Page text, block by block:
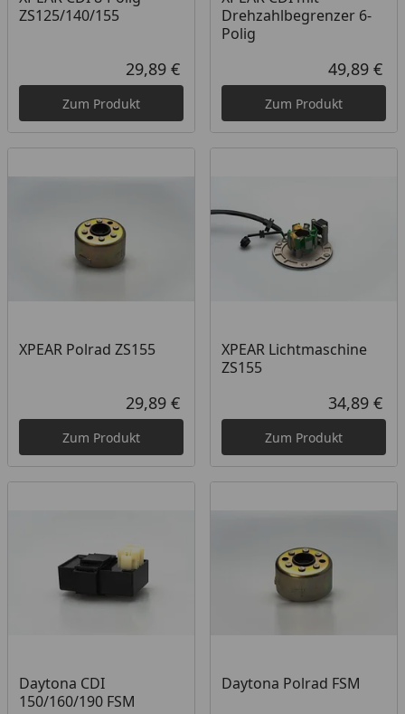
ZS125/140/155
Aktueller Preis
29,89 €
Zum Produkt
Drehzahlbegrenzer 6-
Polig
49,89 €
Zum Produkt
XPEAR Polrad ZS155
Aktueller Preis
29,89 €
Zum Produkt
XPEAR Lichtmaschine
ZS155
34,89 €
Zum Produkt
Daytona CDI
150/160/190 FSM
Daytona Polrad FSM